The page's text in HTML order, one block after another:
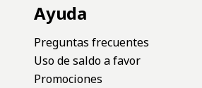
Ayuda
Preguntas frecuentes
Uso de saldo a favor
Promociones